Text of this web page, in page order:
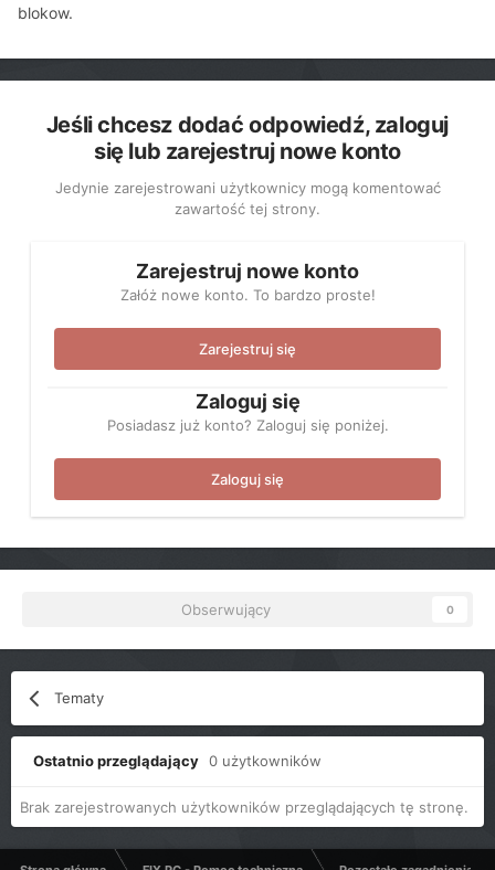
blokow.
Jeśli chcesz dodać odpowiedź, zaloguj
się lub zarejestruj nowe konto
Jedynie zarejestrowani użytkownicy mogą komentować
zawartość tej strony.
Zarejestruj nowe konto
Załóż nowe konto. To bardzo proste!
Zarejestruj się
Zaloguj się
Posiadasz już konto? Zaloguj się poniżej.
Zaloguj się
Obserwujący 0
Tematy
Ostatnio przeglądający 0 użytkowników
Brak zarejestrowanych użytkowników przeglądających tę stronę.